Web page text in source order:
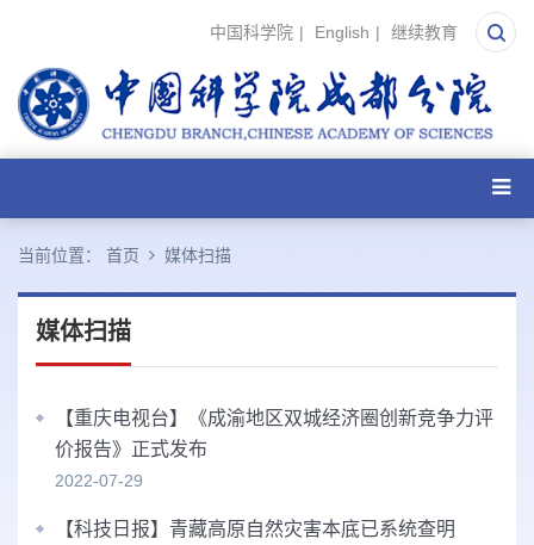
中国科学院 | English | 继续教育
当前位置： 首页 媒体扫描
媒体扫描
【重庆电视台】《成渝地区双城经济圈创新竞争力评
价报告》正式发布
2022-07-29
【科技日报】青藏高原自然灾害本底已系统查明